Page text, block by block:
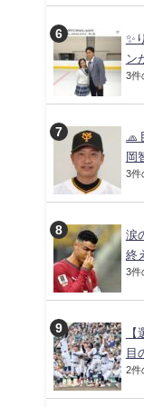
✨
ン
3件
🧢
岡
3件
涙
終
3件
目
2件